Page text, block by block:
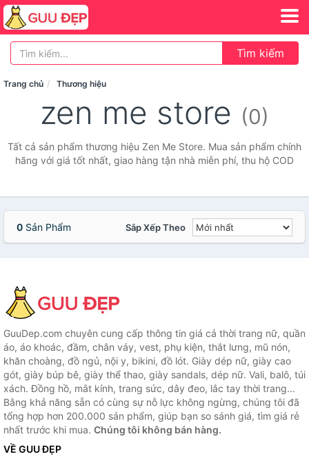
Tìm kiếm
Trang chủ Thương hiệu
zen me store (0)
Tất cả sản phẩm thương hiệu Zen Me Store. Mua sản phẩm chính
hãng với giá tốt nhất, giao hàng tận nhà miễn phí, thu hộ COD
0 Sản Phẩm Sắp Xếp Theo
GuuDep.com chuyên cung cấp thông tin giá cả thời trang nữ, quần
áo, áo khoác, đầm, chân váy, vest, phụ kiện, thắt lưng, mũ nón,
khăn choàng, đồ ngủ, nội y, bikini, đồ lót. Giày dép nữ, giày cao
gót, giày búp bê, giày thể thao, giày sandals, dép nữ. Vali, balô, túi
xách. Đồng hồ, mắt kính, trang sức, dây đeo, lắc tay thời trang...
Bằng khả năng sẵn có cùng sự nỗ lực không ngừng, chúng tôi đã
tổng hợp hơn 200.000 sản phẩm, giúp bạn so sánh giá, tìm giá rẻ
nhất trước khi mua. Chúng tôi không bán hàng.
VỀ GUU ĐẸP